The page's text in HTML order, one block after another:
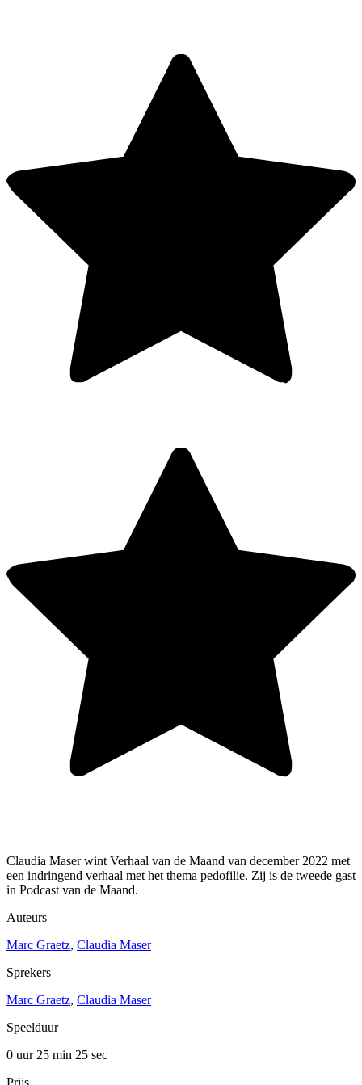
Claudia Maser wint Verhaal van de Maand van december 2022 met
een indringend verhaal met het thema pedofilie. Zij is de tweede gast
in Podcast van de Maand.
Auteurs
Marc Graetz, Claudia Maser
Sprekers
Marc Graetz, Claudia Maser
Speelduur
0 uur 25 min 25 sec
Prijs